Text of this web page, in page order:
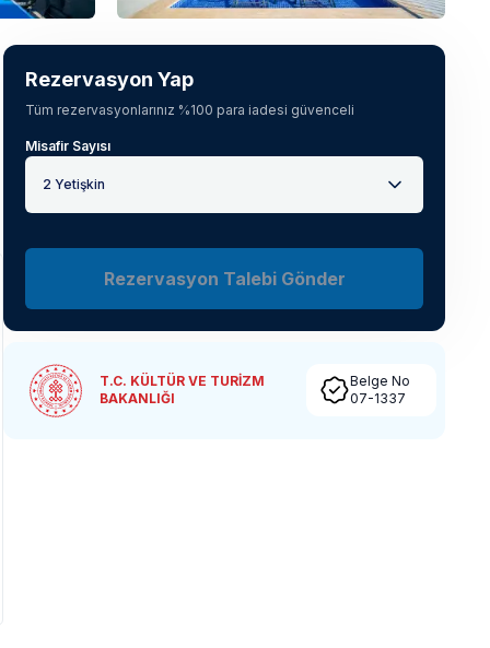
Tüm fotoğrafları gör
Rezervasyon Yap
Tüm rezervasyonlarınız %100 para iadesi güvenceli
Misafir Sayısı
2 Yetişkin
Rezervasyon Talebi Gönder
T.C. KÜLTÜR VE TURİZM
BAKANLIĞI
Belge No
07-1337